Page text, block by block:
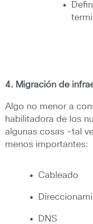
4. Migración de
Algo no menor a
habilitadora de los
algunas cosas -tal
menos importantes:
Cableado
DNS